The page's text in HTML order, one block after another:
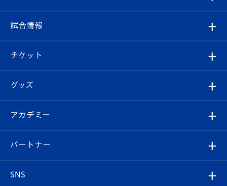
クラブ
試合情報
チケット
イベント
メディア
クラブ概要
エンブレム紹介
スタッフプロフィール
マスコット紹介
観戦ルール
はじめての観戦ガイド
Revive Team
ヴィヴィくんの長崎おもてなしガイド
試合情報
試合日程/結果
フォトギャラリー
スタジアムグルメ
チケット
チケット
V-LOVERS（ファンクラブ）
プレイヤーズスイート
グッズ
オンラインショップ
店舗情報
アカデミー
育成からのお知らせ
パートナー
SNS